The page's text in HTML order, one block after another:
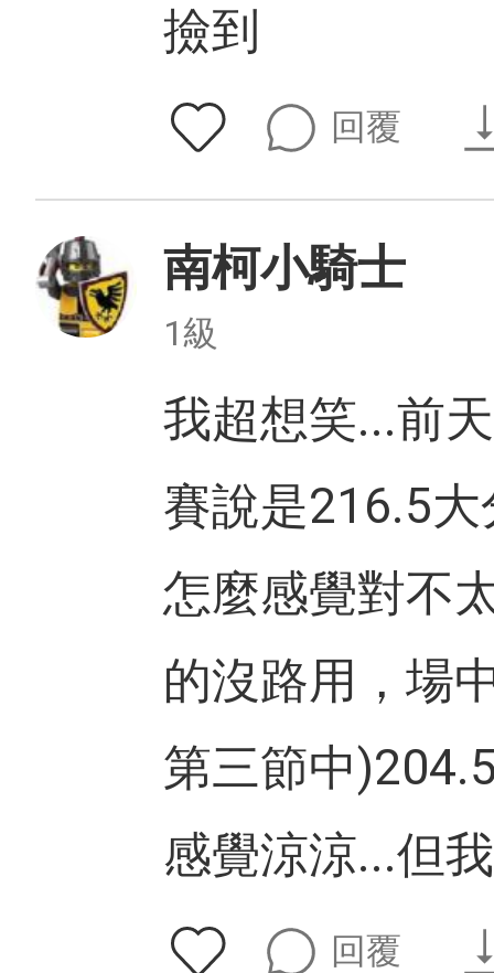
撿到
回覆
南柯小騎士
1級
我超想笑...前
賽說是216.5
怎麼感覺對不
的沒路用，場
第三節中
感覺涼涼...但
回覆